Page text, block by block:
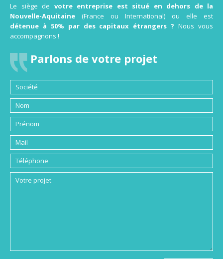
Le siège de votre entreprise est situé en dehors de la
Nouvelle-Aquitaine (France ou International) ou elle est
détenue à 50% par des capitaux étrangers ?Nous vous
accompagnons !
Parlons de votre projet